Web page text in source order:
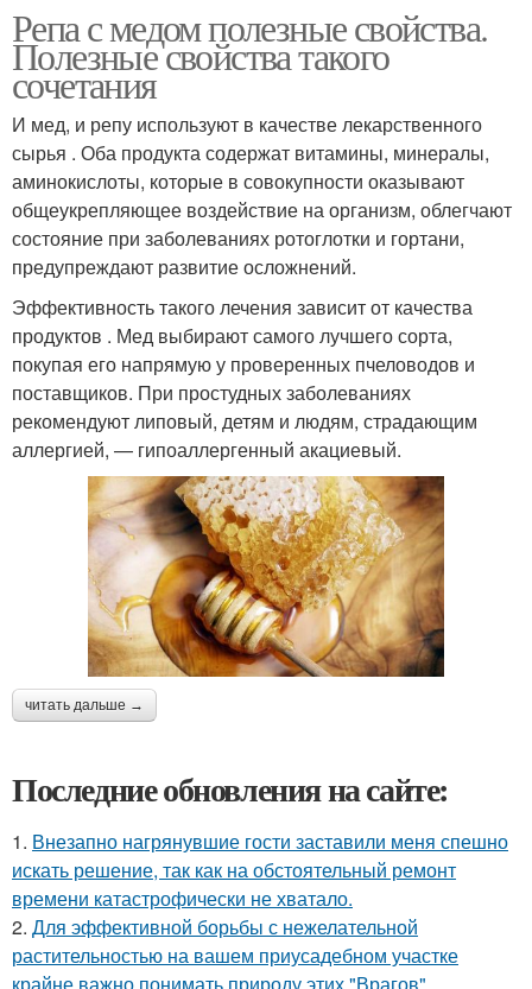
Репа с медом полезные свойства.
Полезные свойства такого
сочетания
И мед, и репу используют в качестве лекарственного
сырья . Оба продукта содержат витамины, минералы,
аминокислоты, которые в совокупности оказывают
общеукрепляющее воздействие на организм, облегчают
состояние при заболеваниях ротоглотки и гортани,
предупреждают развитие осложнений.
Эффективность такого лечения зависит от качества
продуктов . Мед выбирают самого лучшего сорта,
покупая его напрямую у проверенных пчеловодов и
поставщиков. При простудных заболеваниях
рекомендуют липовый, детям и людям, страдающим
аллергией, — гипоаллергенный акациевый.
читать дальше →
Последние обновления на сайте:
1. Внезапно нагрянувшие гости заставили меня спешно
искать решение, так как на обстоятельный ремонт
времени катастрофически не хватало.
2. Для эффективной борьбы с нежелательной
растительностью на вашем приусадебном участке